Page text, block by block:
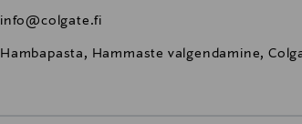
info@colgate.fi
Hambapasta, Hammaste valgendamine,